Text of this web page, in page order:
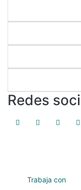
Redes
Trabaja con